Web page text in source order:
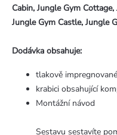
Cabin, Jungle Gym
Jungle Gym Castle, Jungle
Dodávka obsahuje:
tlakově
krabici obsahující
Montážní návod
Sestavu sestavíte